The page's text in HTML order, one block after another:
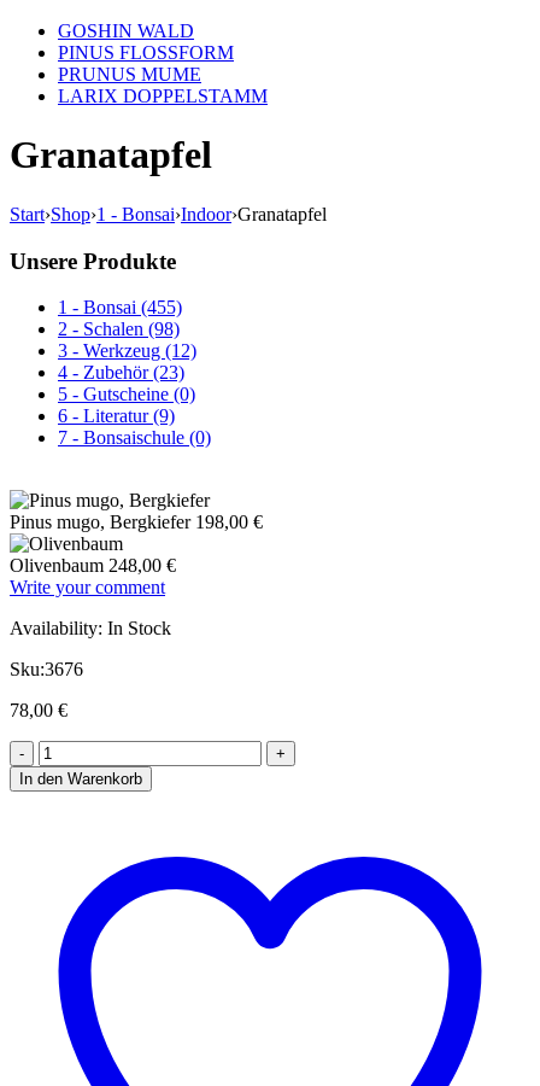
GOSHIN WALD
PINUS FLOSSFORM
PRUNUS MUME
LARIX DOPPELSTAMM
Granatapfel
Start›Shop›1 - Bonsai›Indoor›Granatapfel
Unsere Produkte
1 - Bonsai (455)
2 - Schalen (98)
3 - Werkzeug (12)
4 - Zubehör (23)
5 - Gutscheine (0)
6 - Literatur (9)
7 - Bonsaischule (0)
Pinus mugo, Bergkiefer 198,00 €
Olivenbaum 248,00 €
Write your comment
Availability: In Stock
Sku:3676
78,00 €
In den Warenkorb